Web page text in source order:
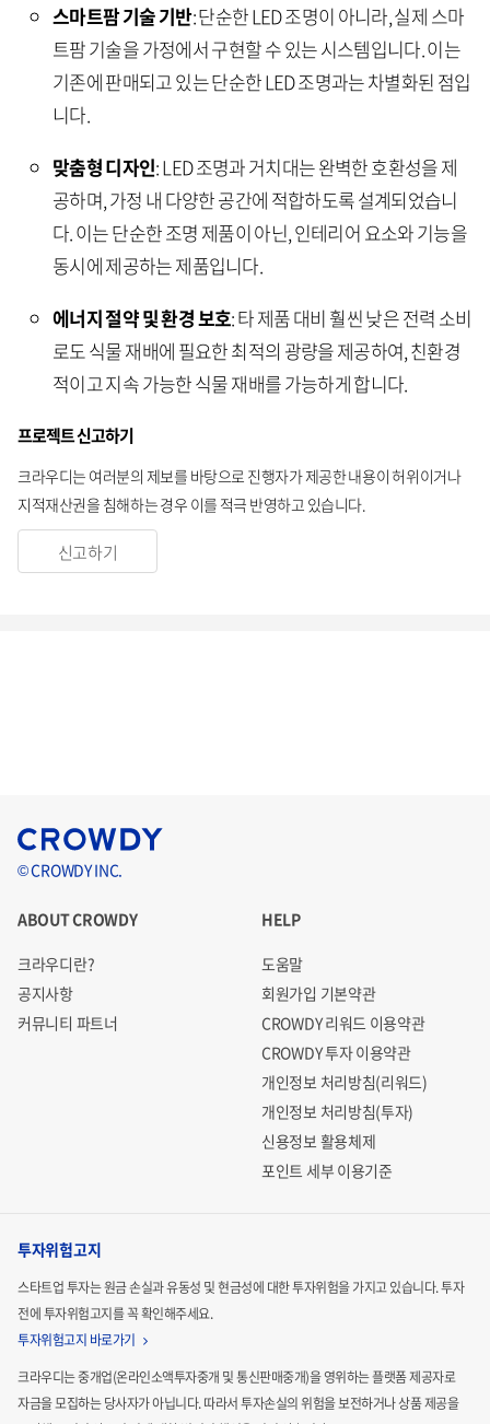
스마트팜 기술 기반: 단순한 LED 조명이 아니라, 실제 스마
트팜 기술을 가정에서 구현할 수 있는 시스템입니다. 이는
기존에 판매되고 있는 단순한 LED 조명과는 차별화된 점입
니다.
맞춤형 디자인: LED 조명과 거치대는 완벽한 호환성을 제
공하며, 가정 내 다양한 공간에 적합하도록 설계되었습니
다. 이는 단순한 조명 제품이 아닌, 인테리어 요소와 기능을
동시에 제공하는 제품입니다.
에너지 절약 및 환경 보호: 타 제품 대비 훨씬 낮은 전력 소비
로도 식물 재배에 필요한 최적의 광량을 제공하여, 친환경
적이고 지속 가능한 식물 재배를 가능하게 합니다.
프로젝트 신고하기
크라우디는 여러분의 제보를 바탕으로 진행자가 제공한 내용이 허위이거나
지적재산권을 침해하는 경우 이를 적극 반영하고 있습니다.
신고하기
© CROWDY INC.
ABOUT CROWDY
크라우디란?
공지사항
커뮤니티 파트너
HELP
도움말
회원가입 기본약관
CROWDY 리워드 이용약관
CROWDY 투자 이용약관
개인정보 처리방침(리워드)
개인정보 처리방침(투자)
신용정보 활용체제
포인트 세부 이용기준
투자위험고지
스타트업 투자는 원금 손실과 유동성 및 현금성에 대한 투자위험을 가지고 있습니다.투자
전에 투자위험고지를 꼭 확인해주세요.
투자위험고지 바로가기
크라우디는 중개업(온라인소액투자중개 및 통신판매중개)을 영위하는 플랫폼 제공자로
자금을 모집하는당사자가 아닙니다. 따라서 투자손실의 위험을 보전하거나 상품 제공을